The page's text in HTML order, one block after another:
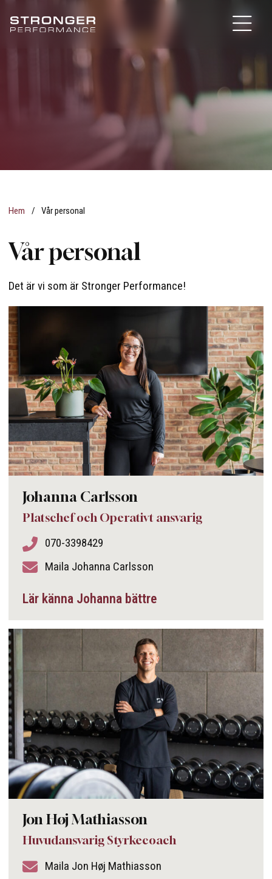
Hem / Vår personal
Vår personal
Det är vi som är Stronger Performance!
Johanna Carlsson
Platschef och Operativt ansvarig
070-3398429
Maila Johanna Carlsson
Lär känna Johanna bättre
Jon Høj Mathiasson
Huvudansvarig Styrkecoach
Maila Jon Høj Mathiasson